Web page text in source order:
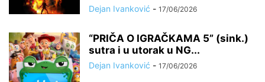
Dejan Ivanković - 17/06/2026
“PRIČA O IGRAČKAMA 5” (sink.)
sutra i u utorak u NG...
Dejan Ivanković - 17/06/2026